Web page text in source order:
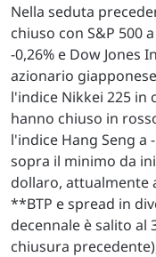
Nella seduta
chiuso con S&P 500
-0,26% e Dow Jones
azionario
l'indice Nikkei 225 in
hanno chiuso in
l'indice Hang Seng a
sopra il minimo da
dollaro, attualmente
**BTP e spread in
decennale è salito al
chiusura